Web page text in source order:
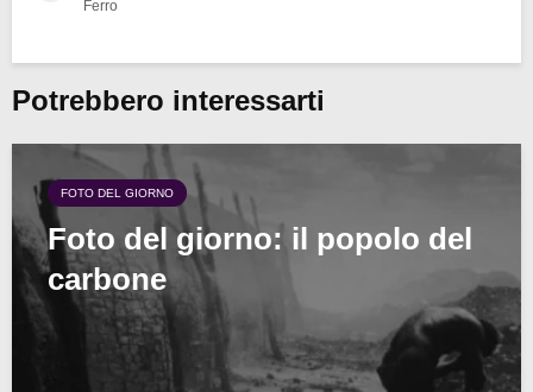
Ferro
Potrebbero interessarti
FOTO DEL GIORNO
Foto del giorno: il popolo del
carbone